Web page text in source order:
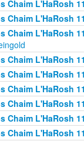
Chaim L'HaRosh
Chaim L'HaRosh
Chaim L'HaRosh
Chaim L'HaRosh
Chaim L'HaRosh
Chaim L'HaRosh
Chaim L'HaRosh
Chaim L'HaRosh
Chaim L'HaRosh